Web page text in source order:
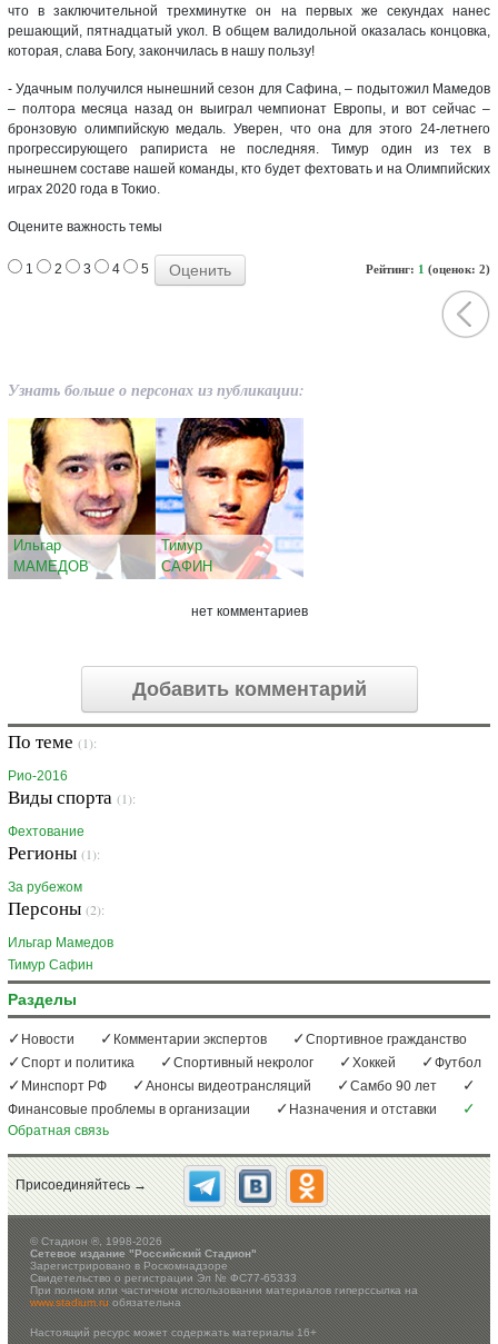
что в заключительной трехминутке он на первых же секундах нанес
решающий, пятнадцатый укол. В общем валидольной оказалась концовка,
которая, слава Богу, закончилась в нашу пользу!
- Удачным получился нынешний сезон для Сафина, – подытожил Мамедов
– полтора месяца назад он выиграл чемпионат Европы, и вот сейчас –
бронзовую олимпийскую медаль. Уверен, что она для этого 24-летнего
прогрессирующего рапириста не последняя. Тимур один из тех в
нынешнем составе нашей команды, кто будет фехтовать и на Олимпийских
играх 2020 года в Токио.
Оцените важность темы
Рейтинг: 1 (оценок: 2)
1 2 3 4 5
Узнать больше о персонах из публикации:
Ильгар
МАМЕДОВ
Тимур
САФИН
нет комментариев
Добавить комментарий
По теме (1):
Рио-2016
Виды спорта (1):
Фехтование
Регионы (1):
За рубежом
Персоны (2):
Ильгар Мамедов
Тимур Сафин
Разделы
Новости Комментарии экспертов
Спортивное гражданство
Спорт и политика
Спортивный некролог Хоккей
Футбол
Минспорт РФ
Анонсы видеотрансляций
Самбо 90 лет
Финансовые проблемы в организации
Назначения и отставки
Обратная связь
Присоединяйтесь →
©Стадион ®, 1998-2026
Сетевое издание "Российский Стадион"
Зарегистрировано в Роскомнадзоре
Свидетельство о регистрации Эл № ФС77-65333
При полном или частичном использовании материалов гиперссылка на
www.stadium.ruобязательна
Настоящий ресурс может содержать материалы 16+